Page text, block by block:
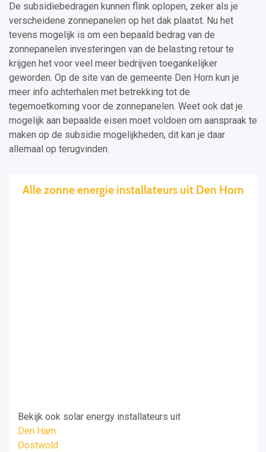
De subsidiebedragen kunnen flink oplopen, zeker als je
verscheidene zonnepanelen op het dak plaatst. Nu het
tevens mogelijk is om een bepaald bedrag van de
zonnepanelen investeringen van de belasting retour te
krijgen het voor veel meer bedrijven toegankelijker
geworden. Op de site van de gemeente Den Horn kun je
meer info achterhalen met betrekking tot de
tegemoetkoming voor de zonnepanelen. Weet ook dat je
mogelijk aan bepaalde eisen moet voldoen om aanspraak te
maken op de subsidie mogelijkheden, dit kan je daar
allemaal op terugvinden.
Alle zonne energie installateurs uit Den Horn
Bekijk ook solar energy installateurs uit
Den Ham
Oostwold